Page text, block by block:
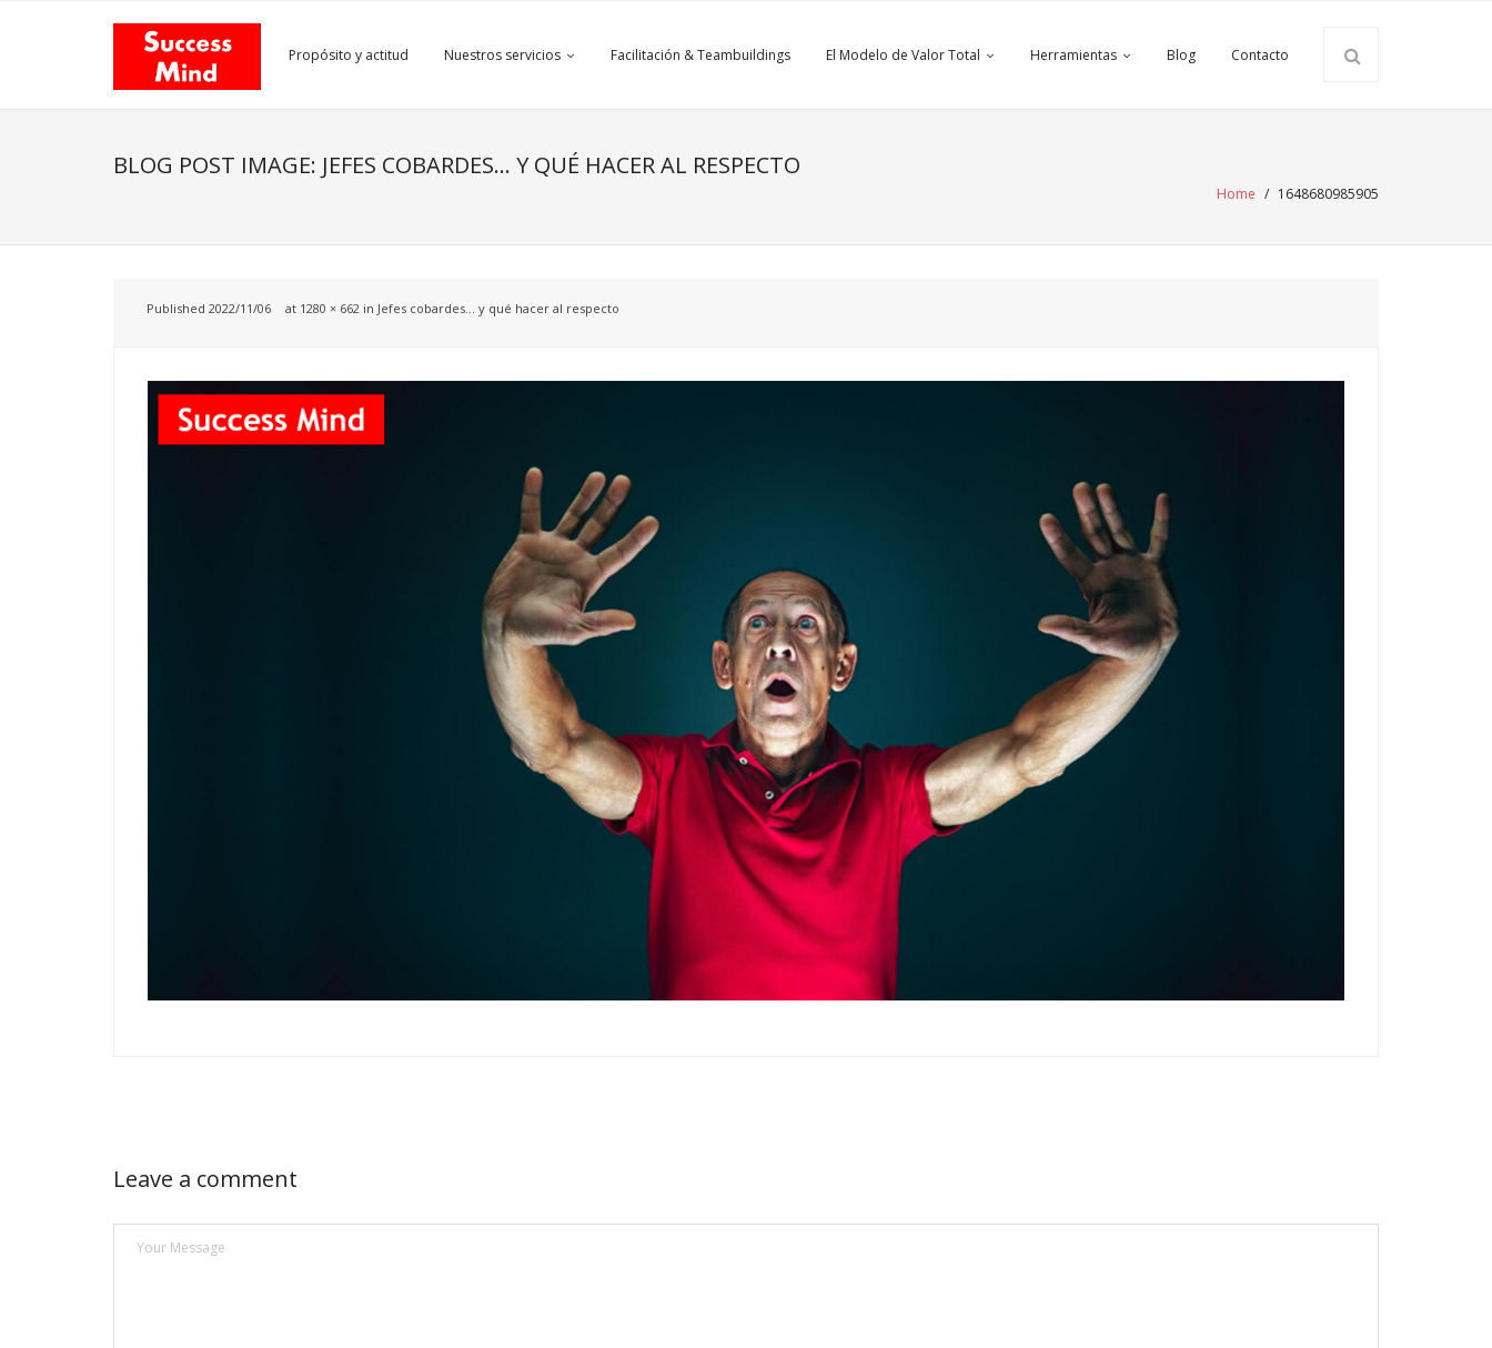
Propósito y actitud Nuestros servicios Facilitación & Teambuildings El Modelo de Valor Total Herramientas Blog Contacto
BLOG POST IMAGE: JEFES COBARDES… Y QUÉ HACER AL RESPECTO
Home / 1648680985905
Published 2022/11/06 at 1280 × 662 in Jefes cobardes… y qué hacer al respecto
Leave a comment